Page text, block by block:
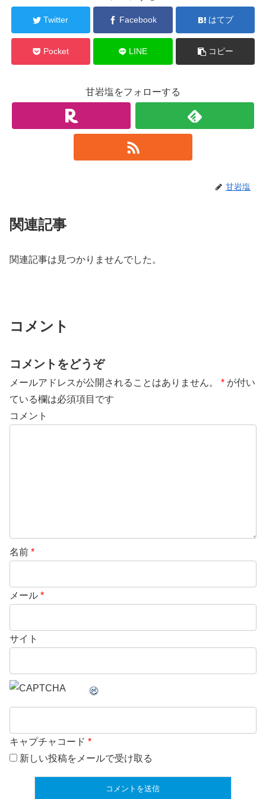
Twitter Facebook はてブ
Pocket LINE コピー
甘岩塩をフォローする
甘岩塩
関連記事
関連記事は見つかりませんでした。
コメント
コメントをどうぞ
メールアドレスが公開されることはありません。 * が付い
ている欄は必須項目です
コメント
名前 *
メール *
サイト
キャプチャコード *
新しい投稿をメールで受け取る